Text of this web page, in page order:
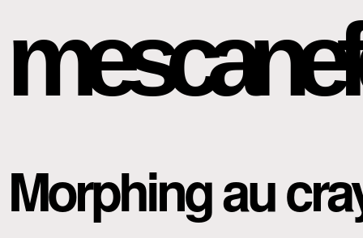
Morphing au